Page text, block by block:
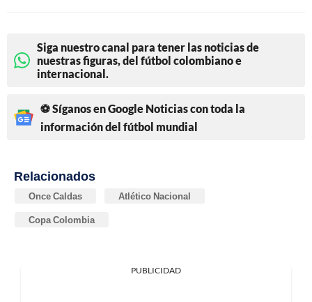
Siga nuestro canal para tener las noticias de
nuestras figuras, del fútbol colombiano e
internacional.
⚽ Síganos en Google Noticias con toda la
información del fútbol mundial
Relacionados
Once Caldas Atlético Nacional
Copa Colombia
PUBLICIDAD